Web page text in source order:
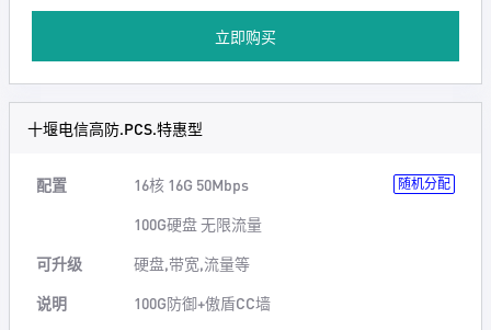
立即购买
十堰电信高防.PCS.特惠型
配置 16核 16G 50Mbps 随机分配
100G硬盘 无限流量
可升级
硬盘,带宽,流量等
说明
100G防御+傲盾CC墙